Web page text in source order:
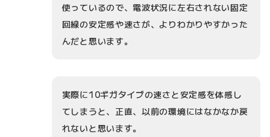
使っているので、電波状況に左右されない固定
回線の安定感や速さが、よりわかりやすかった
んだと思います。
実際に10ギガタイプの速さと安定感を体感し
てしまうと、正直、以前の環境にはなかなか戻
れないと思います。